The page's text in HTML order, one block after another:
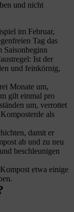
und nicht
im Februar,
Tag das
Saisonbeginn
Ist der
und feinkörnig,
Monate um,
gilt einmal pro
um, verrottet
als
damit er
ab und zu neu
beschleunigen
etwa einige